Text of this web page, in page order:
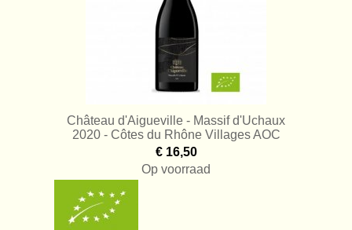
Cadeaubons
Wijnabonnement
Kelderresten
Château d'Aigueville - Massif d'Uchaux
2020 - Côtes du Rhône Villages AOC
€ 16,50
Op voorraad